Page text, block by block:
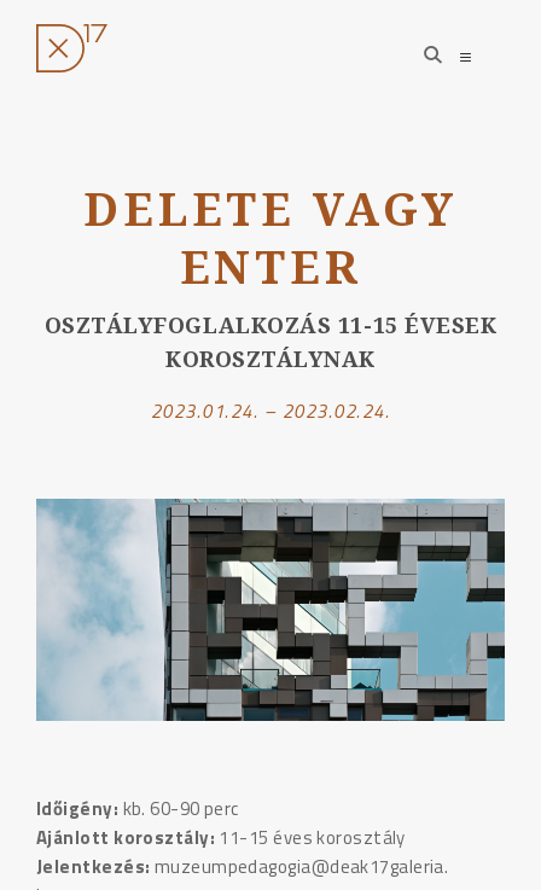
tartalomhoz
open
search
open
DELETE VAGY
ENTER
OSZTÁLYFOGLALKOZÁS 11-15 ÉVESEK
KOROSZTÁLYNAK
2023.01.24. – 2023.02.24.
Időigény: kb. 60-90 perc
Ajánlott korosztály: 11-15 éves korosztály
Jelentkezés: muzeumpedagogia@deak17galeria.